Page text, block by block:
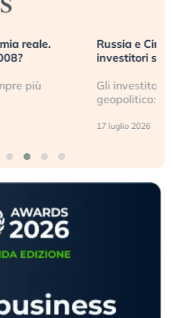
Starlink. Gli
il rischio?
a ignorare il rischio